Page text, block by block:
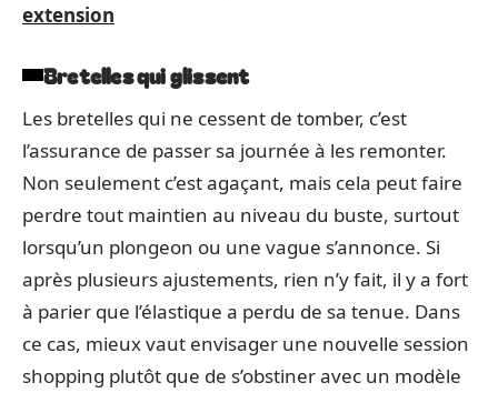
extension
Bretelles qui glissent
Les bretelles qui ne cessent de tomber, c’est
l’assurance de passer sa journée à les remonter.
Non seulement c’est agaçant, mais cela peut faire
perdre tout maintien au niveau du buste, surtout
lorsqu’un plongeon ou une vague s’annonce. Si
après plusieurs ajustements, rien n’y fait, il y a fort
à parier que l’élastique a perdu de sa tenue. Dans
ce cas, mieux vaut envisager une nouvelle session
shopping plutôt que de s’obstiner avec un modèle